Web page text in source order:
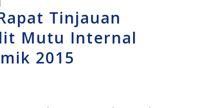
Tinjauan
Mutu Internal
2015